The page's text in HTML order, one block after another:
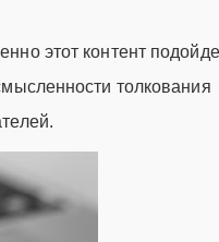
этот контент
толкования